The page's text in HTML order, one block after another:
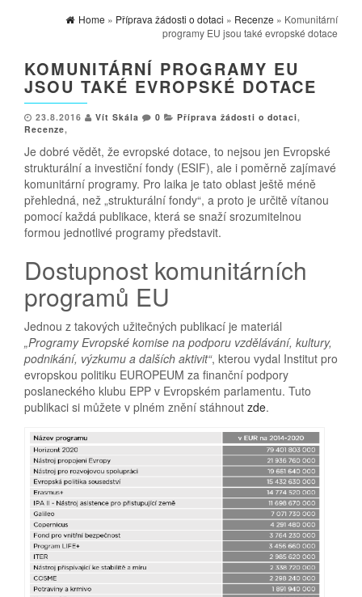
Home » Příprava žádosti o dotaci » Recenze » Komunitární
programy EU jsou také evropské dotace
KOMUNITÁRNÍ PROGRAMY EU
JSOU TAKÉ EVROPSKÉ DOTACE
23.8.2016 Vít Skála 0 Příprava žádosti o dotaci,
Recenze,
Je dobré vědět, že evropské dotace, to nejsou jen Evropské
strukturální a investiční fondy (ESIF), ale i poměrně zajímavé
komunitární programy. Pro laika je tato oblast ještě méně
přehledná, než „strukturální fondy“, a proto je určitě vítanou
pomocí každá publikace, která se snaží srozumitelnou
formou jednotlivé programy představit.
Dostupnost komunitárních
programů EU
Jednou z takových užitečných publikací je materiál
„Programy Evropské komise na podporu vzdělávání, kultury,
podnikání, výzkumu a dalších aktivit“, kterou vydal Institut pro
evropskou politiku EUROPEUM za finanční podpory
poslaneckého klubu EPP v Evropském parlamentu. Tuto
publikaci si můžete v plném znění stáhnout zde.